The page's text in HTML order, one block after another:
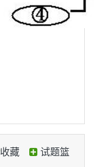
收藏 试题篮